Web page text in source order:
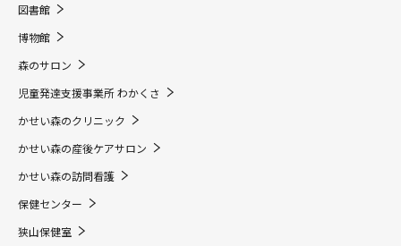
図書館
博物館
森のサロン
児童発達支援事業所 わかくさ
かせい森のクリニック
かせい森の産後ケアサロン
かせい森の訪問看護
保健センター
狭山保健室